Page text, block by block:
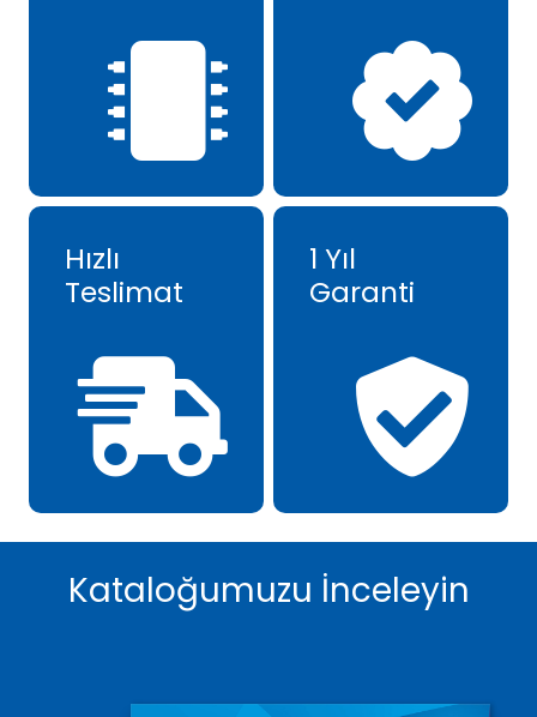
Hızlı
Teslimat
1 Yıl
Garanti
Kataloğumuzu İnceleyin